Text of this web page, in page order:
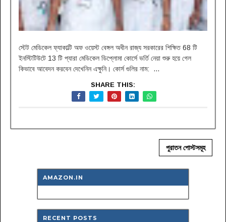
স্টেট মেডিকেল ফ্যাকাল্টি অফ ওয়েস্ট বেঙ্গল অধীন রাজ্য সরকারের শিক্ষিত 68 টি
ইনস্টিটিউটে 13 টি প্যারা মেডিকেল ডিপ্লোমা কোর্সে ভর্তি নেয়া শুরু হয়ে গেল
কিভাবে আবেদন করবেন দেখেনিন এক্ষুনি। কোর্স গুলির নাম: ...
SHARE THIS:
পুরাতন পোস্টসমূহ
AMAZON.IN
RECENT POSTS